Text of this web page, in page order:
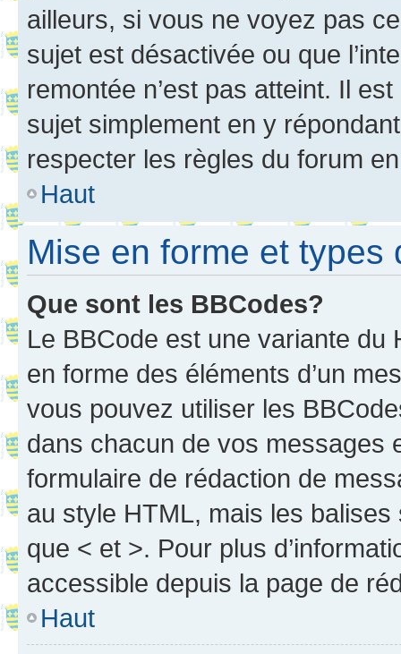
ailleurs, si vous ne voyez pas
sujet est désactivée ou que
remontée n’est pas atteint. Il
sujet simplement en y
respecter les règles du forum
Haut
Mise en forme et types
Que sont les BBCodes?
Le BBCode est une variante du
en forme des éléments d’un
vous pouvez utiliser les
dans chacun de vos messages
formulaire de rédaction de
au style HTML, mais les
que < et >. Pour plus
accessible depuis la page de
Haut